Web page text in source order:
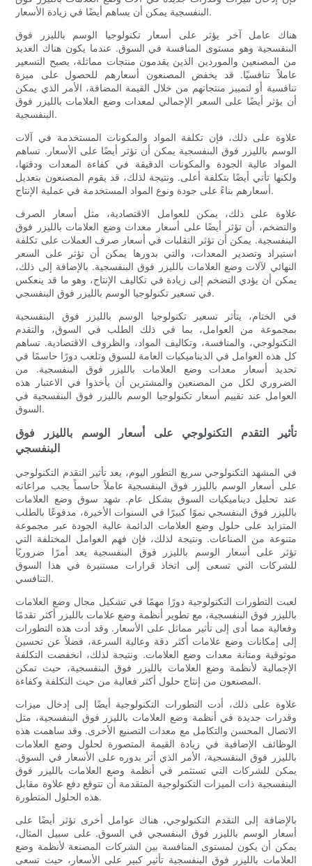
البنفسجية يمكن أن يساهم أيضًا في زيادة الأسعار.
هناك عامل آخر يؤثر على أسعار تكنولوجيا الوسم بالليزر فوق
البنفسجية وهو مستوى المنافسة في السوق. عندما يكون هناك العديد
من المصنعين والموردين الذين يقدمون منتجات مماثلة، يصبح التسعير
عاملاً تنافسيًا. قد يخفض المصنعون أسعارهم للحصول على ميزة
تنافسية أو لتمييز منتجاتهم من خلال القيمة المضافة، الأمر الذي يمكن
أن يؤثر أيضًا على السعر الإجمالي لمعدات وضع العلامات بالليزر فوق
البنفسجية.
علاوة على ذلك، فإن تكلفة المواد والمكونات المستخدمة في آلات
الوسم بالليزر فوق البنفسجية يمكن أن تؤثر أيضًا على الأسعار. تساهم
المواد عالية الجودة والمكونات الدقيقة في كفاءة المعدات ودقتها،
ولكنها تأتي أيضًا بتكلفة أعلى. ونتيجة لذلك، قد يقوم المصنعون بتعديل
أسعارهم بناءً على جودة ونوع المواد المستخدمة في عملية الإنتاج.
علاوة على ذلك، يمكن للعوامل الاقتصادية، مثل أسعار الصرف
والتضخم، أن تؤثر أيضًا على أسعار معدات وضع العلامات بالليزر فوق
البنفسجية. يمكن أن تؤثر التقلبات في أسعار صرف العملات على تكلفة
استيراد وتصدير المعدات، والتي بدورها يمكن أن تؤثر على السعر
النهائي لآلات وضع العلامات بالليزر فوق البنفسجية. بالإضافة إلى ذلك،
يمكن أن يؤدي التضخم إلى زيادة في تكاليف الإنتاج، وهو ما قد ينعكس
في تسعير تكنولوجيا الوسم بالليزر فوق البنفسجي.
في الختام، يتأثر تسعير تكنولوجيا الوسم بالليزر فوق البنفسجية
بمجموعة من العوامل، بما في ذلك الطلب في السوق، والتقدم
التكنولوجي، والمنافسة، وتكاليف المواد، والظروف الاقتصادية. تساهم
كل هذه العوامل في الديناميكيات العامة للسوق وتلعب دورًا حاسمًا في
تحديد أسعار معدات وضع العلامات بالليزر فوق البنفسجية. من
الضروري لكل من المصنعين والمشترين أن يأخذوا في الاعتبار هذه
العوامل عند تقييم أسعار تكنولوجيا الوسم بالليزر فوق البنفسجية في
السوق.
تأثير التقدم التكنولوجي على أسعار الوسم بالليزر فوق
البنفسجي
في المشهد التكنولوجي سريع التطور اليوم، يعد تأثير التقدم التكنولوجي
على أسعار الوسم بالليزر فوق البنفسجية عاملاً حاسماً يجب مراعاته
عند تحليل ديناميكيات السوق بشكل عام. شهد سوق وضع العلامات
بالليزر فوق البنفسجي نموًا كبيرًا في السنوات الأخيرة، مدفوعًا بالطلب
المتزايد على حلول وضع العلامات الدائمة عالية الجودة عبر مجموعة
متنوعة من الصناعات. ونتيجة لذلك، فإن فهم العوامل المختلفة التي
تؤثر على أسعار الوسم بالليزر فوق البنفسجية يعد أمرًا ضروريًا
للشركات التي تسعى إلى اتخاذ قرارات مستنيرة في هذا السوق
التنافسي.
لعبت التطورات التكنولوجية دورًا مهمًا في تشكيل مجال وضع العلامات
بالليزر فوق البنفسجية، مع تطوير أنظمة وضع علامات بالليزر أكثر تقدمًا
وفعالية مما أدى إلى تأثير مماثل على الأسعار. وقد أدت هذه التطورات
إلى إمكانات وضع علامات أكثر دقة وعالية السرعة، فضلاً عن تحسين
موثوقية ومتانة معدات وضع العلامات. ونتيجة لذلك، انخفضت التكلفة
الإجمالية لأنظمة وضع العلامات بالليزر فوق البنفسجية، حيث تمكن
المصنعون من إنتاج حلول أكثر فعالية من حيث التكلفة وكفاءة.
علاوة على ذلك، أدت التطورات التكنولوجية أيضًا إلى إدخال ميزات
وقدرات جديدة في أنظمة وضع العلامات بالليزر فوق البنفسجية، مثل
الاتصال المحسن والتكامل مع معدات التصنيع الأخرى. وقد ساهمت هذه
الوظائف الإضافية في زيادة القيمة المتصورة لحلول وضع العلامات
بالليزر فوق البنفسجية، الأمر الذي أثر بدوره على الأسعار في السوق.
يمكن للشركات التي تستثمر في أنظمة وضع العلامات بالليزر فوق
البنفسجية ذات الميزات التكنولوجية المتقدمة أن تتوقع دفع علاوة مقابل
هذه الحلول المتطورة.
بالإضافة إلى التقدم التكنولوجي، هناك عوامل أخرى تؤثر أيضًا على
أسعار الوسم بالليزر فوق البنفسجي في السوق. على سبيل المثال،
يمكن أن يكون لمستوى المنافسة بين الشركات المصنعة لأنظمة وضع
العلامات بالليزر فوق البنفسجية تأثير كبير على الأسعار، حيث تسعى